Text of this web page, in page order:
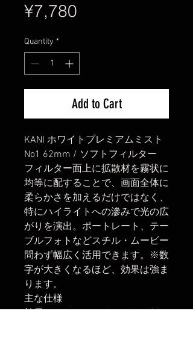
¥7,780
Quantity *
Add to Cart
KANI ホワイトプレミアムミスト
No1 62mm / ソフトフィルター
フィルター面上に拡散材を霧状に
均等に配することで、画面全体に
柔らかさを加えるだけではなく、
特にハイライトへの滲みで光の広
がりを演出。ポートレート、テー
ブルフォトなどスチル・ムービー
問わず幅広く活用できます。※数
字が大きくなるほど、効果は強ま
ります。
主な仕様